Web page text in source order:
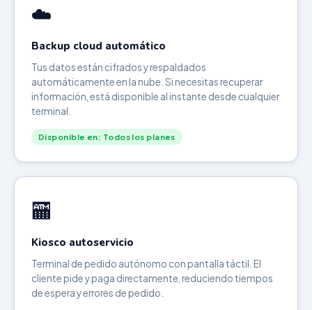
☁️
Backup cloud automático
Tus datos están cifrados y respaldados
automáticamente en la nube. Si necesitas recuperar
información, está disponible al instante desde cualquier
terminal.
Disponible en: Todos los planes
🏧
Kiosco autoservicio
Terminal de pedido autónomo con pantalla táctil. El
cliente pide y paga directamente, reduciendo tiempos
de espera y errores de pedido.